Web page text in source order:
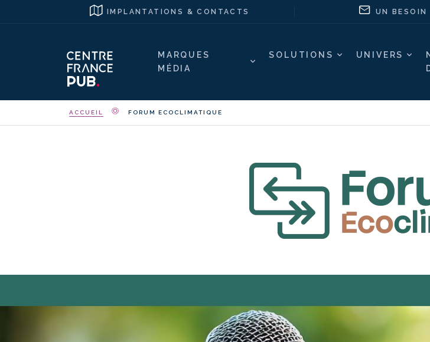
MARQUES
MÉDIA
SOLUTIONS UNIVERS
IMPLANTATIONS & CONTACTS UN BESOIN
ACCUEIL FORUM ECOCLIMATIQUE